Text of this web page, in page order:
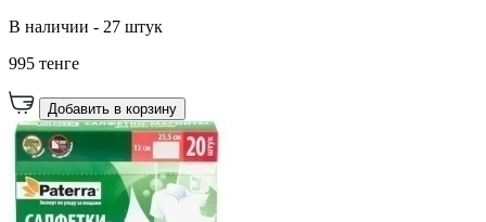
В наличии - 27 штук
995 тенге
Добавить в корзину